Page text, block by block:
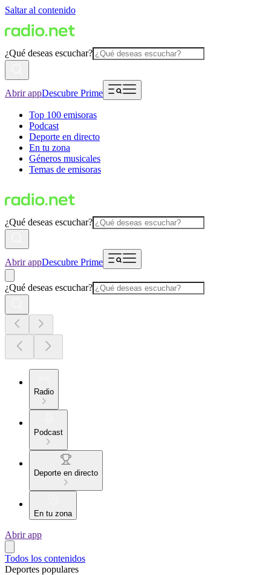
Saltar al contenido
¿Qué deseas escuchar?
Abrir appDescubre Prime
Top 100 emisoras
Podcast
Deporte en directo
En tu zona
Géneros musicales
Temas de emisoras
¿Qué deseas escuchar?
Abrir appDescubre Prime
¿Qué deseas escuchar?
Radio
Podcast
Deporte en directo
En tu zona
Abrir app
Todos los contenidos
Deportes populares